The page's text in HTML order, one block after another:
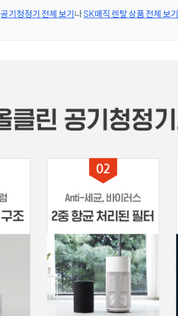
공기청정기 전체 보기나SK매직 렌탈 상품 전체 보기